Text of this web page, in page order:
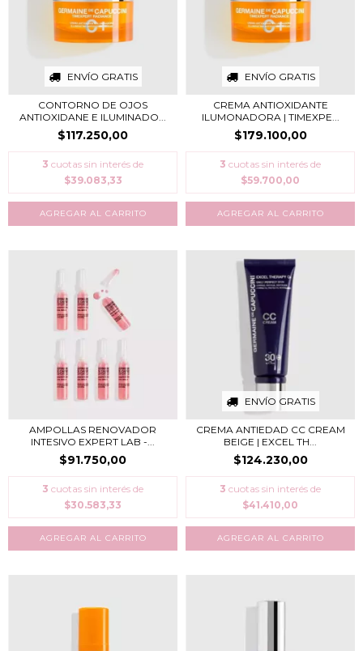
ENVÍO GRATIS
CONTORNO DE OJOS
ANTIOXIDANE E ILUMINADO...
$117.250,00
3 cuotas sin interés de
$39.083,33
ENVÍO GRATIS
CREMA ANTIOXIDANTE
ILUMONADORA | TIMEXPE...
$179.100,00
3 cuotas sin interés de
$59.700,00
AMPOLLAS RENOVADOR
INTESIVO EXPERT LAB -...
$91.750,00
3 cuotas sin interés de
$30.583,33
ENVÍO GRATIS
CREMA ANTIEDAD CC CREAM
BEIGE | EXCEL TH...
$124.230,00
3 cuotas sin interés de
$41.410,00